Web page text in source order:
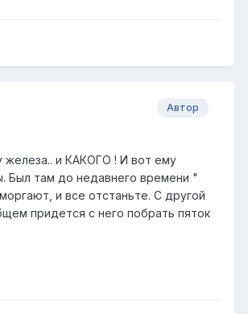
Автор
железа.. и КАКОГО ! И вот ему
Был там до недавнего времени "
и все отстаньте. С другой
придется с него побрать пяток